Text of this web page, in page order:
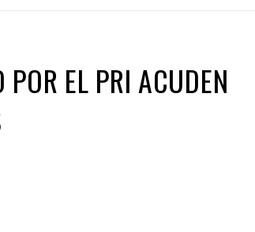
EL PRI ACUDEN